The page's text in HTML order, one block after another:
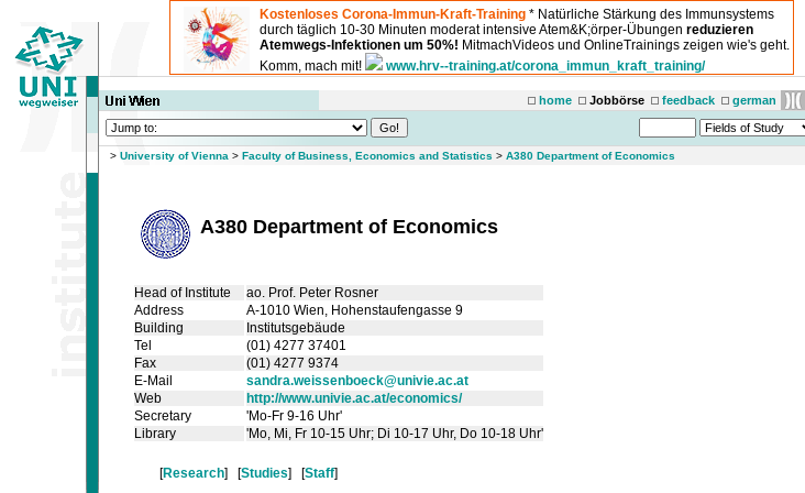
Kostenloses Corona-Immun-Kraft-Training * Natürliche Stärkung des Immunsystems
durch täglich 10-30 Minuten moderat intensive Atem&K;örper-Übungen reduzieren
Atemwegs-Infektionen um 50%! MitmachVideos und OnlineTrainings zeigen wie's geht.
Komm, mach mit!
www.hrv--training.at/corona_immun_kraft_training/
home Jobbörse feedback german
> University of Vienna > Faculty of Business, Economics and Statistics > A380 Department of Economics
A380 Department of Economics
Head of Institute
ao. Prof. Peter Rosner
Address
A-1010 Wien, Hohenstaufengasse 9
Building
Institutsgebäude
Tel
(01) 4277 37401
Fax
(01) 4277 9374
E-Mail
sandra.weissenboeck@univie.ac.at
Web
http://www.univie.ac.at/economics/
Secretary
'Mo-Fr 9-16 Uhr'
Library
'Mo, Mi, Fr 10-15 Uhr; Di 10-17 Uhr, Do 10-18 Uhr'
[Research] [Studies] [Staff]